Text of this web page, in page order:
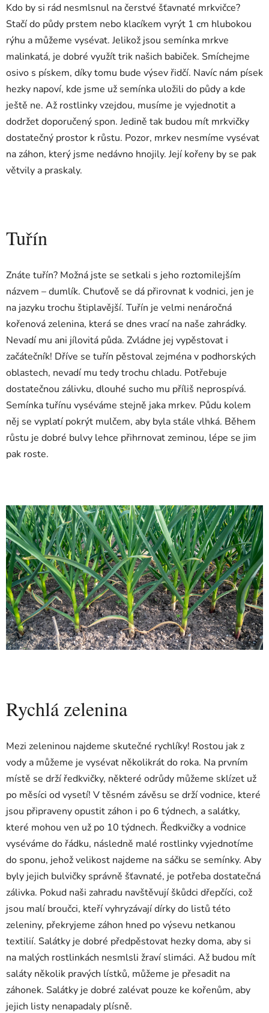
Kdo by si rád nesmlsnul na čerstvé šťavnaté mrkvičce?
Stačí do půdy prstem nebo klacíkem vyrýt 1 cm hlubokou
rýhu a můžeme vysévat. Jelikož jsou semínka mrkve
malinkatá, je dobré využít trik našich babiček. Smíchejme
osivo s pískem, díky tomu bude výsev řidčí. Navíc nám písek
hezky napoví, kde jsme už semínka uložili do půdy a kde
ještě ne. Až rostlinky vzejdou, musíme je vyjednotit a
dodržet doporučený spon. Jedině tak budou mít mrkvičky
dostatečný prostor k růstu. Pozor, mrkev nesmíme vysévat
na záhon, který jsme nedávno hnojily. Její kořeny by se pak
větvily a praskaly.
Tuřín
Znáte tuřín? Možná jste se setkali s jeho roztomilejším
názvem – dumlík. Chuťově se dá přirovnat k vodnici, jen je
na jazyku trochu štiplavější. Tuřín je velmi nenáročná
kořenová zelenina, která se dnes vrací na naše zahrádky.
Nevadí mu ani jílovitá půda. Zvládne jej vypěstovat i
začátečník! Dříve se tuřín pěstoval zejména v podhorských
oblastech, nevadí mu tedy trochu chladu. Potřebuje
dostatečnou zálivku, dlouhé sucho mu příliš neprospívá.
Semínka tuřínu vyséváme stejně jaka mrkev. Půdu kolem
něj se vyplatí pokrýt mulčem, aby byla stále vlhká. Během
růstu je dobré bulvy lehce přihrnovat zeminou, lépe se jim
pak roste.
Rychlá zelenina
Mezi zeleninou najdeme skutečné rychlíky! Rostou jak z
vody a můžeme je vysévat několikrát do roka. Na prvním
místě se drží ředkvičky, některé odrůdy můžeme sklízet už
po měsíci od vysetí! V těsném závěsu se drží vodnice, které
jsou připraveny opustit záhon i po 6 týdnech, a salátky,
které mohou ven už po 10 týdnech. Ředkvičky a vodnice
vyséváme do řádku, následně malé rostlinky vyjednotíme
do sponu, jehož velikost najdeme na sáčku se semínky. Aby
byly jejich bulvičky správně šťavnaté, je potřeba dostatečná
zálivka. Pokud naši zahradu navštěvují škůdci dřepčíci, což
jsou malí broučci, kteří vyhryzávají dírky do listů této
zeleniny, překryjeme záhon hned po výsevu netkanou
textilií. Salátky je dobré předpěstovat hezky doma, aby si
na malých rostlinkách nesmlsli žraví slimáci. Až budou mít
saláty několik pravých lístků, můžeme je přesadit na
záhonek. Salátky je dobré zalévat pouze ke kořenům, aby
jejich listy nenapadaly plísně.